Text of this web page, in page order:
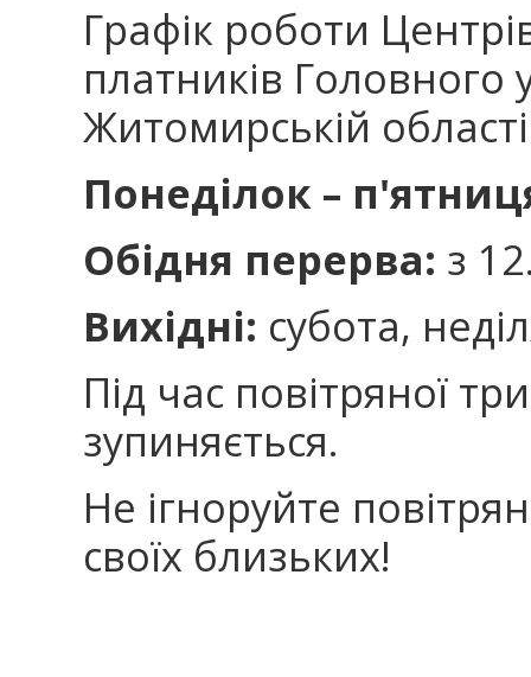
Графік роботи
платників
Житомирській
Понеділок –
Обідня перерва: з
Вихідні: субота,
Під час повітряної
зупиняється.
Не ігноруйте
своїх близьких!